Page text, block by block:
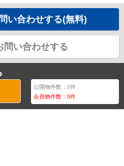
い合わせする(無料)
問い合わせする
公開物件数：0件
会員物件数：0件